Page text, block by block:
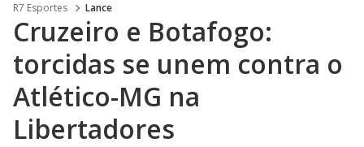
R7 Esportes Lance
Cruzeiro e Botafogo:
torcidas se unem contra o
Atlético-MG na
Libertadores